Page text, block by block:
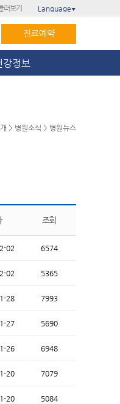
러보기 Language ▼
진료예약
강정보
> 병원소식 > 병원뉴스
조회
02 6574
02 5365
28 7993
27 5690
26 6948
20 7079
20 5084